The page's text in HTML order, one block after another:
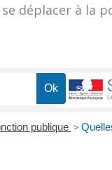
déplacer à la
publique >